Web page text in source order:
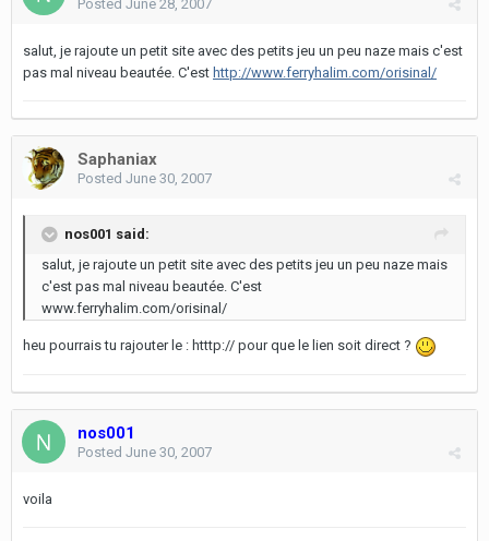
Posted June 28, 2007
salut, je rajoute un petit site avec des petits jeu un peu naze mais c'est
pas mal niveau beautée. C'est http://www.ferryhalim.com/orisinal/
Saphaniax
Posted June 30, 2007
nos001 said:
salut, je rajoute un petit site avec des petits jeu un peu naze mais
c'est pas mal niveau beautée. C'est
www.ferryhalim.com/orisinal/
heu pourrais tu rajouter le : htttp:// pour que le lien soit direct ?
nos001
Posted June 30, 2007
voila